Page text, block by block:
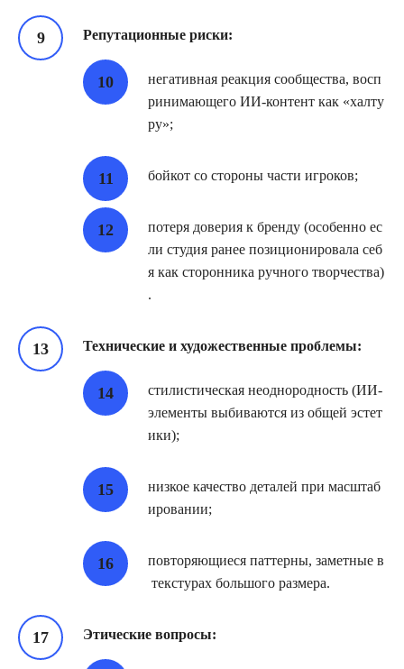
Репутационные риски:
негативная реакция сообщества, восп
ринимающего ИИ‑контент как «халту
ру»;
бойкот со стороны части игроков;
потеря доверия к бренду (особенно ес
ли студия ранее позиционировала себ
я как сторонника ручного творчества)
.
Технические и художественные проблемы:
стилистическая неоднородность (ИИ‑
элементы выбиваются из общей эстет
ики);
низкое качество деталей при масштаб
ировании;
повторяющиеся паттерны, заметные в
текстурах большого размера.
Этические вопросы: